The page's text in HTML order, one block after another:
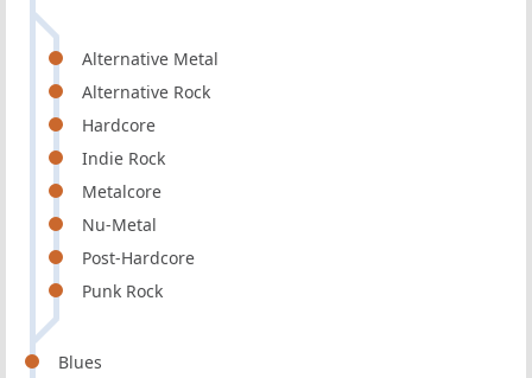
Alternative Metal
Alternative Rock
Hardcore
Indie Rock
Metalcore
Nu-Metal
Post-Hardcore
Punk Rock
Blues